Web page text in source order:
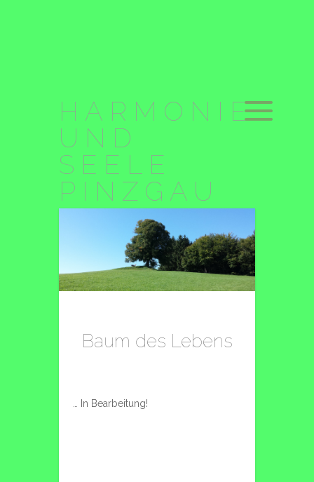
HARMONIE
UND
SEELE
PINZGAU
Baum des Lebens
… In Bearbeitung!